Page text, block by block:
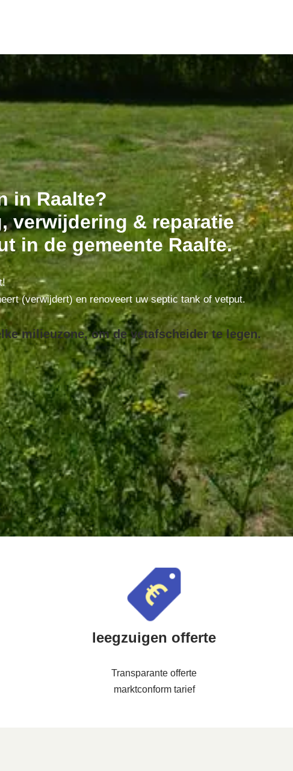
in Raalte?
verwijdering & reparatie
in de gemeente Raalte.
(verwijdert) en renoveert uw septic tank of vetput.
milieuzone, om de vetafscheider te legen.
leegzuigen offerte
Transparante offerte
marktconform tarief